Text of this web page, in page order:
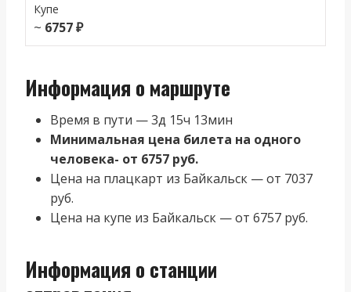
Купе
~ 6757 ₽
Информация о маршруте
Время в пути — 3д 15ч 13мин
Минимальная цена билета на одного
человека- от 6757 руб.
Цена на плацкарт из Байкальск — от 7037
руб.
Цена на купе из Байкальск — от 6757 руб.
Информация о станции